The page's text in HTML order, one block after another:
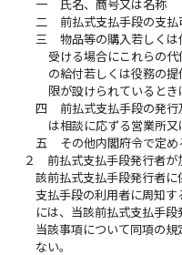
一
氏名、商号又は名称
二
前払式支払手段の支払
三
物品等の購入若しく
受ける場合にこれらの
の給付若しくは役務の
限が設けられていると
四
前払式支払手段の発
は相談に応ずる営業所
五
その他内閣府令で定め
２
前払式支払手段発行者
該前払式支払手段発行者
支払手段の利用者に周知
には、当該前払式支払手段
当該事項について同項の
ない。